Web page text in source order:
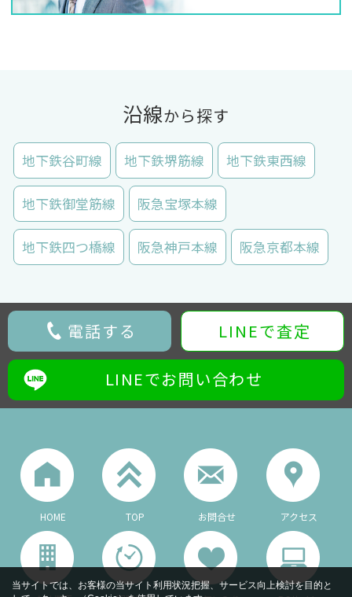
沿線から探す
地下鉄谷町線 地下鉄堺筋線 地下鉄東西線
地下鉄御堂筋線 阪急宝塚本線
地下鉄四つ橋線 阪急神戸本線 阪急京都本線
電話する LINEで査定
LINEでお問い合わせ
HOME TOP お問合せ アクセス
当サイトでは、お客様の当サイト利用状況把握、サービス向上検討を目的と